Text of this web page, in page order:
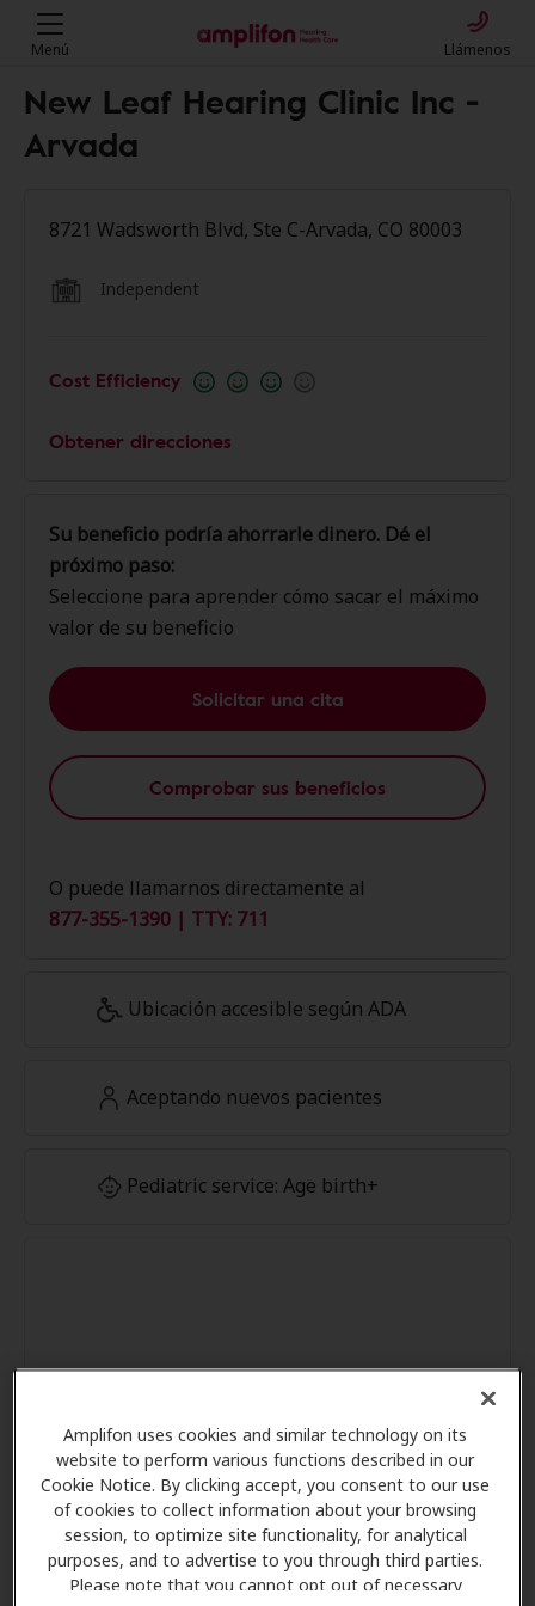
Amplifon uses cookies and similar technology on its
website to perform various functions described in our
Cookie Notice. By clicking accept, you consent to our use
of cookies to collect information about your browsing
session, to optimize site functionality, for analytical
purposes, and to advertise to you through third parties.
Please note that you cannot opt out of necessary
Menú Llámenos
New Leaf Hearing Clinic Inc -
Arvada
8721 Wadsworth Blvd, Ste C-Arvada, CO 80003
Independent
Cost Efficiency
Obtener direcciones
Su beneficio podría ahorrarle dinero. Dé el
próximo paso:
Seleccione para aprender cómo sacar el máximo
valor de su beneficio
Solicitar una cita
Comprobar sus beneficios
O puede llamarnos directamente al
877-355-1390 | TTY: 711
Ubicación accesible según ADA
Aceptando nuevos pacientes
Pediatric service: Age birth+